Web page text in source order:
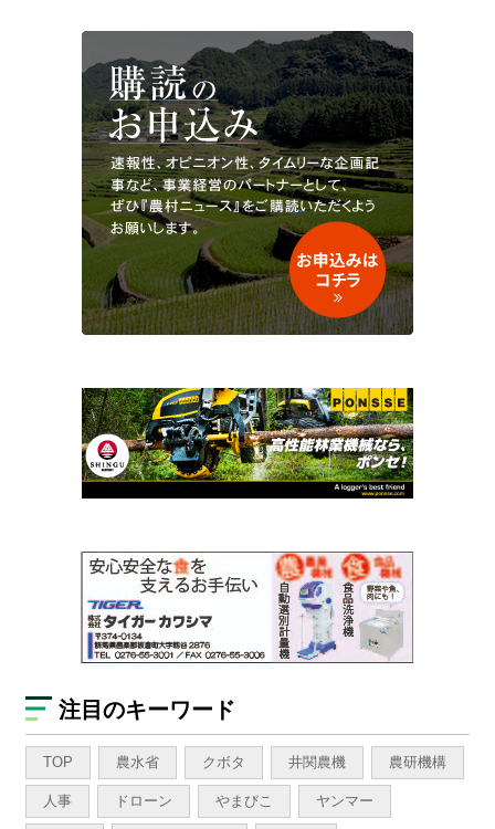
注目のキーワード
TOP 農水省 クボタ 井関農機 農研機構
人事 ドローン やまびこ ヤンマー